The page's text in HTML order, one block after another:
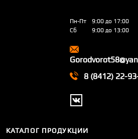
Пн-Пт
9:00 до 17:00
Сб
9:00 до 13:00
8 (8412) 22-
КАТАЛОГ ПРОДУКЦИИ